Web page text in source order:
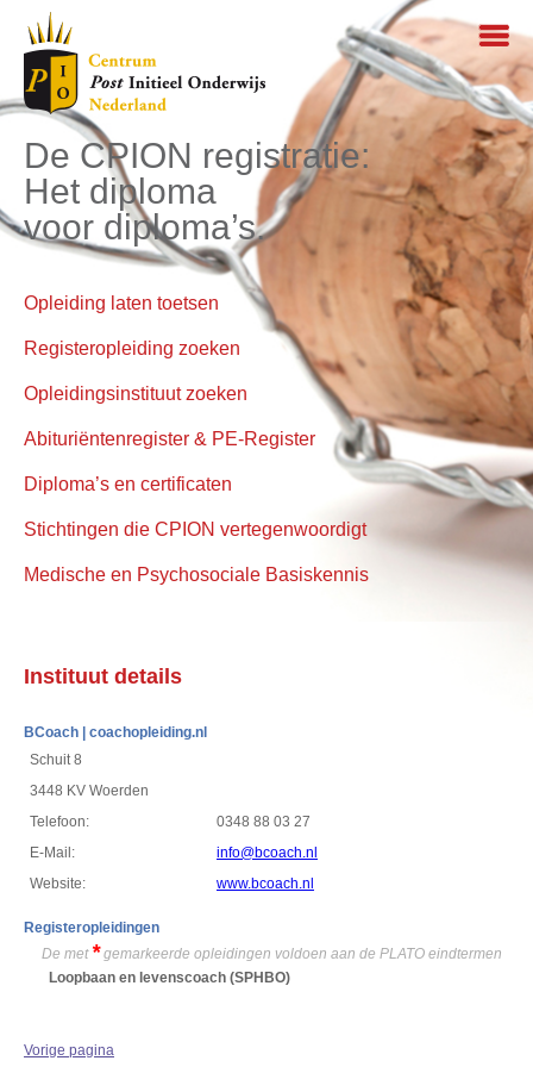
De CPION registratie:
Het diploma
voor diploma’s.
Opleiding laten toetsen
Registeropleiding zoeken
Opleidingsinstituut zoeken
Abituriëntenregister & PE-Register
Diploma’s en certificaten
Stichtingen die CPION vertegenwoordigt
Medische en Psychosociale Basiskennis
Instituut details
BCoach | coachopleiding.nl
Schuit 8
3448 KV Woerden
Telefoon:
0348 88 03 27
E-Mail:
info@bcoach.nl
Website:
www.bcoach.nl
Registeropleidingen
De met *gemarkeerde opleidingen voldoen aan de PLATO eindtermen
Loopbaan en levenscoach (SPHBO)
Vorige pagina